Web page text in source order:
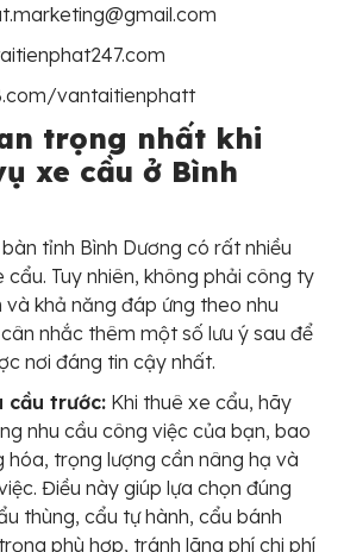
vantaitienphatt
trọng nhất khi
xe cầu ở Bình
tỉnh Bình Dương có rất nhiều
Tuy nhiên, không phải công ty
và khả năng đáp ứng theo nhu
nhắc thêm một số lưu ý sau để
nơi đáng tin cậy nhất.
cầu trước: Khi thuê xe cẩu, hãy
nhu cầu công việc của bạn, bao
hóa, trọng lượng cần nâng hạ và
Điều này giúp lựa chọn đúng
thùng, cẩu tự hành, cẩu bánh
phù hợp, tránh lãng phí chi phí